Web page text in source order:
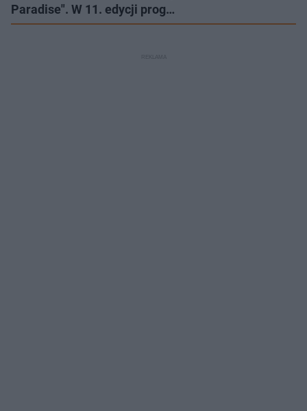
Paradise". W 11. edycji prog…